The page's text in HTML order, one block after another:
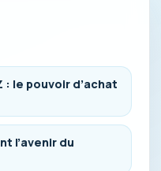
le pouvoir d’achat
l’avenir du